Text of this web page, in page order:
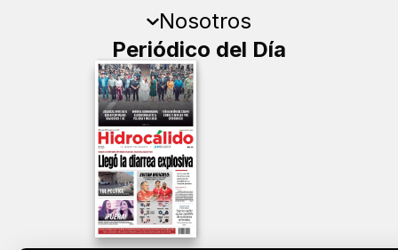
Nosotros
Periódico del Día